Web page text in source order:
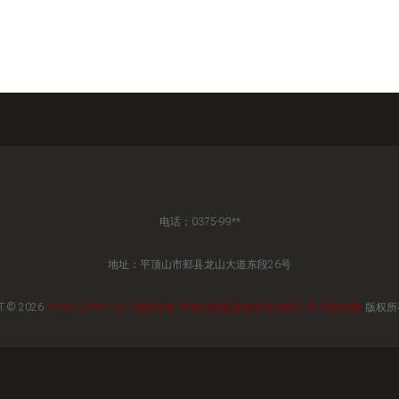
电话：0375-99**
地址：平顶山市郏县龙山大道东段26号
© 2026 WWW.CPXM.NET 选煤设备 平顶山国能选煤技术有限公司 选煤设备 版权所